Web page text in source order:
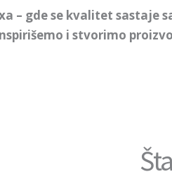
– gde se kvalitet sastaje
i stvorimo